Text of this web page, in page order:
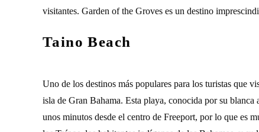
visitantes. Garden of the Groves es un destino
Taino Beach
Uno de los destinos más populares para los turistas que
isla de Gran Bahama. Esta playa, conocida por su blanca
unos minutos desde el centro de Freeport, por lo que es